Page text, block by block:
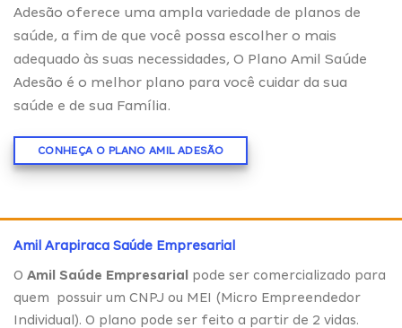
Adesão oferece uma ampla variedade de planos de
saúde, a fim de que você possa escolher o mais
adequado às suas necessidades, O Plano Amil Saúde
Adesão é o melhor plano para você cuidar da sua
saúde e de sua Família.
CONHEÇA O PLANO AMIL ADESÃO
Amil Arapiraca Saúde Empresarial
O Amil Saúde Empresarial
pode ser comercializado para
quem possuir um CNPJ ou MEI (Micro Empreendedor
Individual). O plano pode ser feito a partir de 2 vidas.